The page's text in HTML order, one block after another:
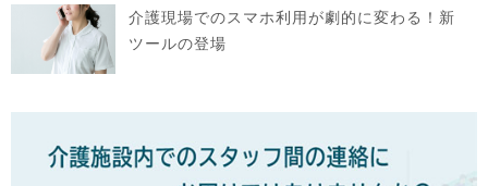
介護現場でのスマホ利用が劇的に変わる！新
ツールの登場